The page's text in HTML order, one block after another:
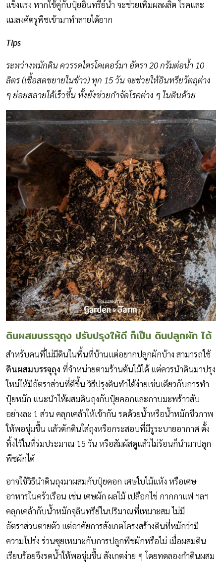
แข็งแรง หากใช้คู่กับปุ๋ยอินทรีย์น้ำ จะช่วยเพิ่มผลผลิต โรคและ
แมลงศัตรูพืชเข้ามาทำลายได้ยาก
Tips
ระหว่างหมักดิน ควรรดไตรโคเดอร์มา อัตรา 20 กรัมต่อน้ำ 10
ลิตร (เชื้อสดขยายในข้าว) ทุก 15 วัน จะช่วยให้อินทรียวัตถุต่าง
ๆ ย่อยสลายได้เร็วขึ้น ทั้งยังช่วยกำจัดโรคต่าง ๆ ในดินด้วย
ดินผสมบรรจุถุง ปรับปรุงให้ดี ก็เป็น ดินปลูกผัก ได้
สำหรับคนที่ไม่มีดินในพื้นที่บ้านแต่อยากปลูกผักบ้าง สามารถใช้
ดินผสมบรรจุถุง ที่จำหน่ายตามร้านต้นไม้ได้ แต่ควรนำดินมาปรุง
ใหม่ให้มีอัตราส่วนที่ดีขึ้น วิธีปรุงดินทำได้ง่ายเช่นเดียวกับการทำ
ปุ๋ยหมัก แนะนำให้ผสมดินถุงกับปุ๋ยคอกและกาบมะพร้าวสับ
อย่างละ 1 ส่วน คลุกเคล้าให้เข้ากัน รดด้วยน้ำหรือน้ำหมักชีวภาพ
ให้พอชุ่มชื้น แล้วตักดินใส่ถุงหรือกระสอบที่มีรูระบายอากาศ ตั้ง
ทิ้งไว้ในที่ร่มประมาณ 15 วัน หรือสัมผัสดูแล้วไม่ร้อนก็นำมาปลูก
พืชผักได้
อาจใช้วิธีนำดินถุงมาผสมกับปุ๋ยคอก เศษใบไม้แห้ง หรือเศษ
อาหารในครัวเรือน เช่น เศษผัก ผลไม้ เปลือกไข่ กากกาแฟ ฯลฯ
คลุกเคล้ากับน้ำหมักจุลินทรีย์ในปริมาณที่เหมาะสม ไม่มี
อัตราส่วนตายตัว แต่อาศัยการสังเกตโครงสร้างดินที่หมักว่ามี
ความโปร่ง ร่วนซุยเหมาะกับการปลูกพืชผักหรือไม่ เมื่อผสมดิน
เรียบร้อยจึงรดน้ำให้พอชุ่มชื้น สังเกตง่าย ๆ โดยทดลองกำดินผสม